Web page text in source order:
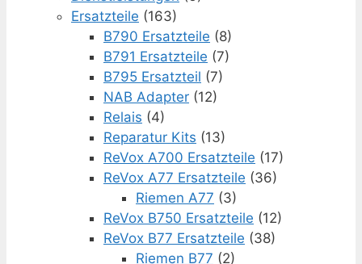
Ersatzteile (163)
B790 Ersatzteile (8)
B791 Ersatzteile (7)
B795 Ersatzteil (7)
NAB Adapter (12)
Relais (4)
Reparatur Kits (13)
ReVox A700 Ersatzteile (17)
ReVox A77 Ersatzteile (36)
Riemen A77 (3)
ReVox B750 Ersatzteile (12)
ReVox B77 Ersatzteile (38)
Riemen B77 (2)